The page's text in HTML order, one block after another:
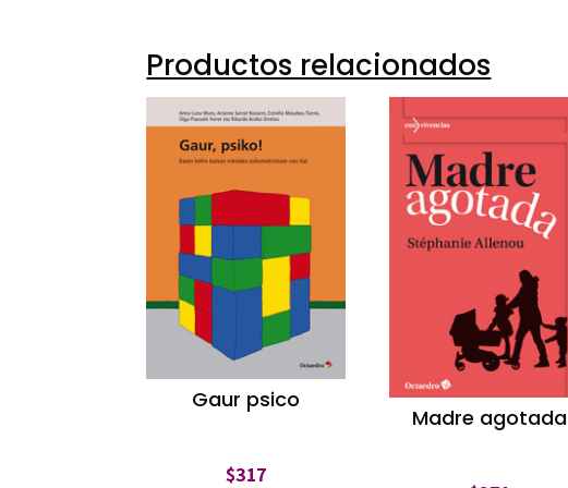
Productos relacionados
Gaur psico
$317
Madre agotada